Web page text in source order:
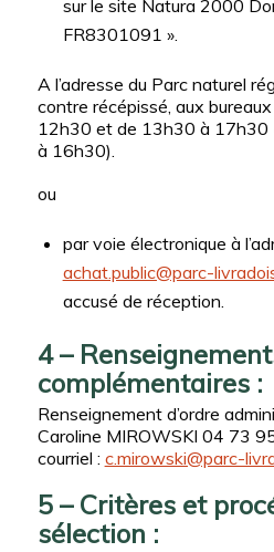
sur le site Natura 2000
FR8301091 ».
A l’adresse du Parc naturel
contre récépissé, aux
12h30 et de 13h30 à 17h30
à 16h30).
ou
par voie électronique à
achat.public@parc-
accusé de réception.
4 –
complémentaires :
Renseignement d’ordre
Caroline MIROWSKI 04 73
courriel : c.mirowski@parc-
5 – Critères et
sélection :